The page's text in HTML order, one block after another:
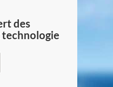
des
technologie